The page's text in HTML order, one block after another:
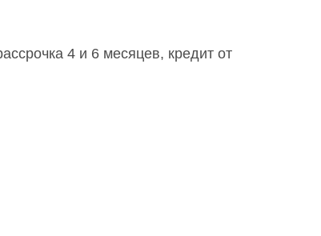
4 и 6 месяцев, кредит от